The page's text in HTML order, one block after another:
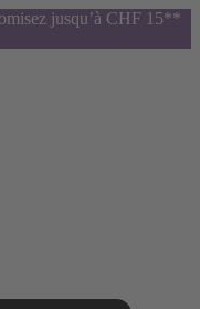
jusqu’à CHF 15**